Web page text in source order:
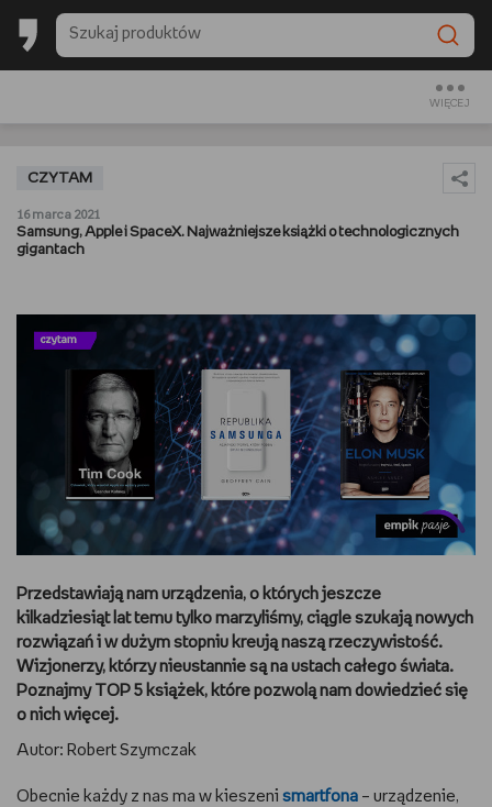
WIĘCEJ
BACK TO SCHOOL
SŁUCHAM
RANKINGI
BACK TO SCHOOL
PREZENTOWNIKI
GOTUJĘ
DBAM O URODĘ
TRENUJĘ
URZĄDZAM I DEKORUJĘ
MAM ZWIERZĘTA
PASJE DZIECKA
GRAM
CZYTAM
16 marca 2021
Samsung, Apple i SpaceX. Najważniejsze książki o technologicznych
gigantach
Przedstawiają nam urządzenia, o których jeszcze
kilkadziesiąt lat temu tylko marzyliśmy, ciągle szukają nowych
rozwiązań i w dużym stopniu kreują naszą rzeczywistość.
Wizjonerzy, którzy nieustannie są na ustach całego świata.
Poznajmy TOP 5 książek, które pozwolą nam dowiedzieć się
o nich więcej.
Autor: Robert Szymczak
Obecnie każdy z nas ma w kieszeni smartfona – urządzenie,